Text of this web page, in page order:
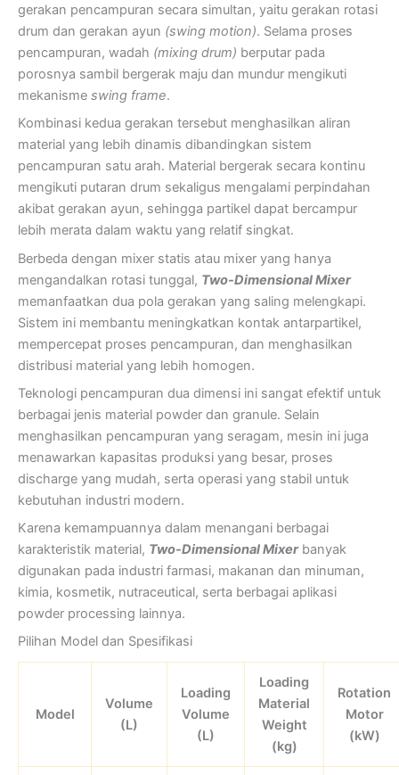
gerakan pencampuran secara simultan, yaitu gerakan rotasi
drum dan gerakan ayun (swing motion). Selama proses
pencampuran, wadah (mixing drum) berputar pada
porosnya sambil bergerak maju dan mundur mengikuti
mekanisme swing frame.
Kombinasi kedua gerakan tersebut menghasilkan aliran
material yang lebih dinamis dibandingkan sistem
pencampuran satu arah. Material bergerak secara kontinu
mengikuti putaran drum sekaligus mengalami perpindahan
akibat gerakan ayun, sehingga partikel dapat bercampur
lebih merata dalam waktu yang relatif singkat.
Berbeda dengan mixer statis atau mixer yang hanya
mengandalkan rotasi tunggal, Two-Dimensional Mixer
memanfaatkan dua pola gerakan yang saling melengkapi.
Sistem ini membantu meningkatkan kontak antarpartikel,
mempercepat proses pencampuran, dan menghasilkan
distribusi material yang lebih homogen.
Teknologi pencampuran dua dimensi ini sangat efektif untuk
berbagai jenis material powder dan granule. Selain
menghasilkan pencampuran yang seragam, mesin ini juga
menawarkan kapasitas produksi yang besar, proses
discharge yang mudah, serta operasi yang stabil untuk
kebutuhan industri modern.
Karena kemampuannya dalam menangani berbagai
karakteristik material, Two-Dimensional Mixerbanyak
digunakan pada industri farmasi, makanan dan minuman,
kimia, kosmetik, nutraceutical, serta berbagai aplikasi
powder processing lainnya.
Pilihan Model dan Spesifikasi
Model
Volume
(L)
Loading
Volume
(L)
Loading
Material
Weight
(kg)
Rotation
Motor
(kW)